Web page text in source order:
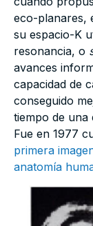
eco-planares,
su espacio-K
resonancia, o
avances
capacidad de
conseguido
tiempo de una
Fue en 1977
primera
anatomía